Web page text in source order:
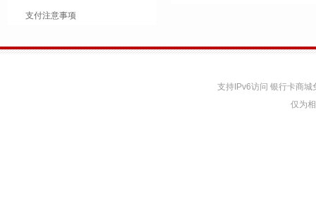
支付注意事项
支持IPv6访问 银行卡商
仅为